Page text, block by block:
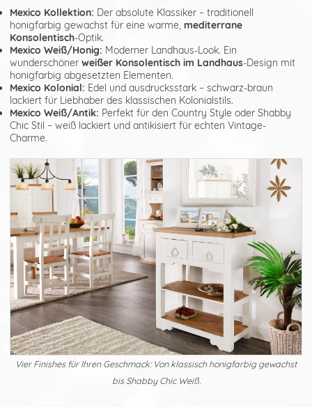
Mexico Kollektion: Der absolute Klassiker – traditionell
honigfarbig gewachst für eine warme, mediterrane
Konsolentisch-Optik.
Mexico Weiß/Honig: Moderner Landhaus-Look. Ein
wunderschöner weißer Konsolentisch im Landhaus-Design mit
honigfarbig abgesetzten Elementen.
Mexico Kolonial: Edel und ausdrucksstark – schwarz-braun
lackiert für Liebhaber des klassischen Kolonialstils.
Mexico Weiß/Antik: Perfekt für den Country Style oder Shabby
Chic Stil – weiß lackiert und antikisiert für echten Vintage-
Charme.
Vier Finishes für Ihren Geschmack: Von klassisch honigfarbig gewachst
bis Shabby Chic Weiß.